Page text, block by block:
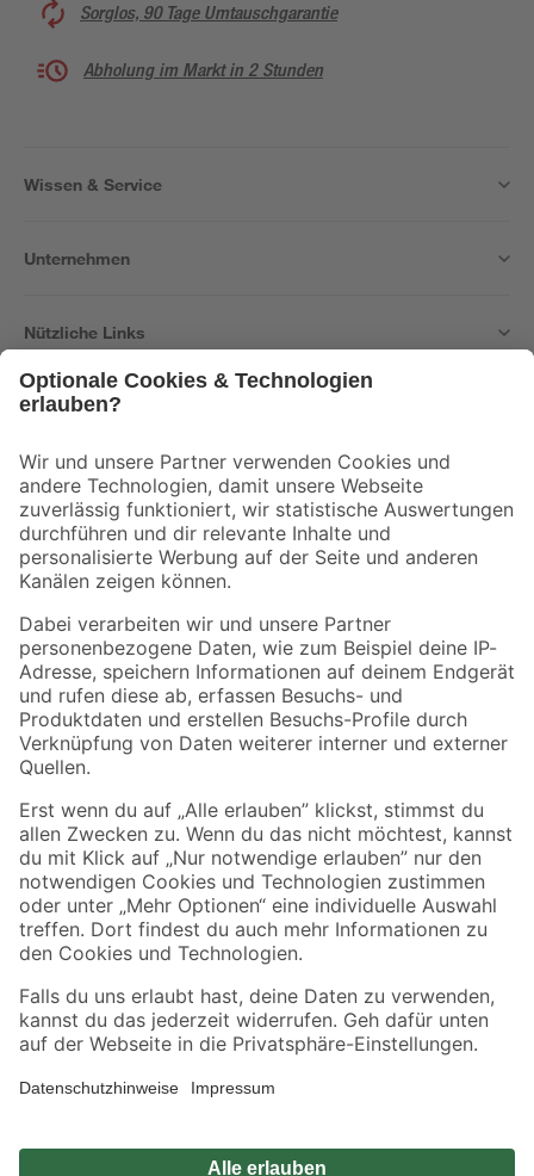
Sorglos, 90 Tage Umtauschgarantie
Abholung im Markt in 2 Stunden
Wissen & Service
Unternehmen
Nützliche Links
Der toom Newsletter: Keine Angebote und Aktionen mehr verpassen!
Zur Newsletter Anmeldung
Folge uns
Zahlungsarten Versandarten
Sicher einkaufen
Jetzt die toom-App herunterladen
Alle Preisangaben in EUR inkl. gesetzl. MwSt.. Die dargestellten Angebote sind unter
Umständen nicht in allen Märkten verfügbar. Die angegebenen Verfügbarkeiten beziehen
Produkte nur solange der Vorrat reicht.
*Paketversand ab 59 € versandkostenfrei, gilt nicht für Artikel mit Speditionsversand, hier
Privatsphäre Impressum